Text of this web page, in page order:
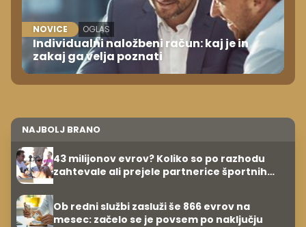
NOVICE OGLAS
Individualni naložbeni račun: kaj je in
zakaj ga velja poznati
NAJBOLJ BRANO
43 milijonov evrov? Koliko so po razhodu
zahtevale ali prejele partnerice športnih
Ob redni službi zasluži še 866 evrov na
mesec: začelo se je povsem po naključju